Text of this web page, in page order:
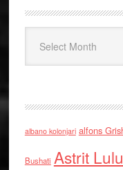
albano kolonjari alfons
Bushati Astrit